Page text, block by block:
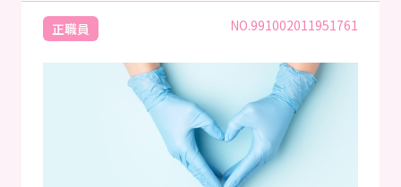
正職員 NO.991002011951761